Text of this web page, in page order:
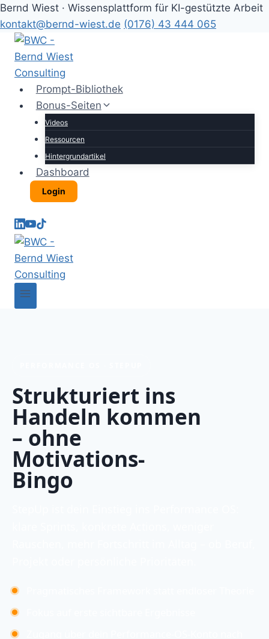
Bernd Wiest · Wissensplattform für KI-gestützte Arbeit
kontakt@bernd-wiest.de (0176) 43 444 065
Zum
Inhalt
springen
Prompt-Bibliothek
Bonus-Seiten
Videos
Ressourcen
Hintergrundartikel
Dashboard
Login
Strukturiert ins
Handeln kommen
– ohne
Motivations-
Bingo